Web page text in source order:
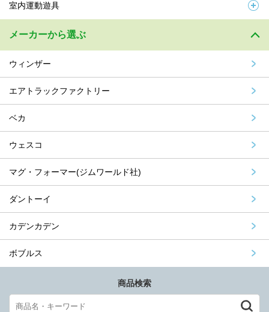
室内運動遊具
メーカーから選ぶ
ウィンザー
エアトラックファクトリー
ベカ
ウェスコ
マグ・フォーマー(ジムワールド社)
ダントーイ
カデンカデン
ボブルス
商品検索